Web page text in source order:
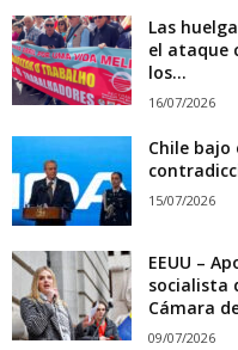
Las
el ataque
los...
16/07/2026
Chile bajo
15/07/2026
EEUU –
socialista
Cámara
09/07/2026